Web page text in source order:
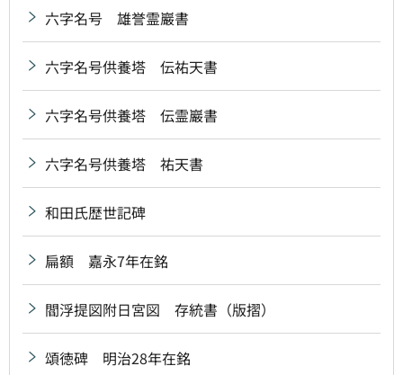
六字名号 雄誉霊巖書
六字名号供養塔 伝祐天書
六字名号供養塔 伝霊巖書
六字名号供養塔 祐天書
和田氏歴世記碑
扁額 嘉永7年在銘
閻浮提図附日宮図 存統書（版摺）
頌徳碑 明治28年在銘